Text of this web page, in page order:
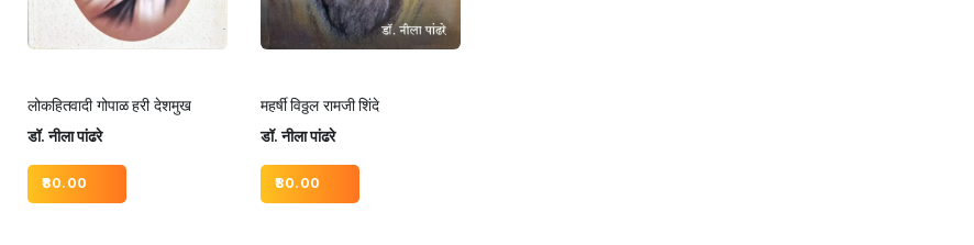
लोकहितवादी गोपाळ हरी देशमुख
डॉ. नीला पांढरे
80.00
महर्षी विठ्ठल रामजी शिंदे
डॉ. नीला पांढरे
80.00